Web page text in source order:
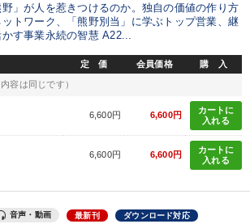
」が人を惹きつけるのか。独自の価値の作り方
トワーク、「熊野別当」に学ぶトップ営業、継
す事業永続の智慧 A22...
定 価 会員価格 購 入
容は同じです）
6,600円 6,600円
カートに
入れる
6,600円 6,600円
カートに
入れる
音声・動画 最新刊 ダウンロード対応